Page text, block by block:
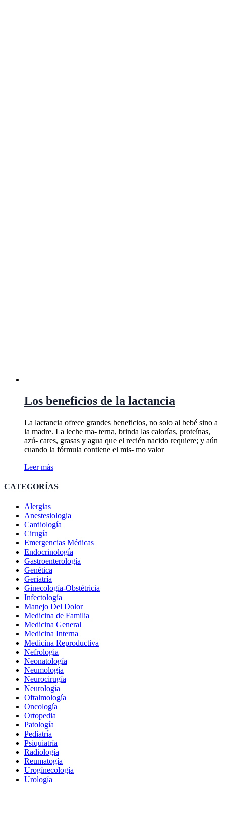
Los beneficios de la lactancia
La lactancia ofrece grandes beneficios, no solo al bebé sino a
la madre. La leche ma- terna, brinda las calorías, proteínas,
azú- cares, grasas y agua que el recién nacido requiere; y aún
cuando la fórmula contiene el mis- mo valor
Leer más
CATEGORÍAS
Alergias
Anestesiologia
Cardiología
Cirugía
Emergencias Médicas
Endocrinología
Gastroenterología
Genética
Geriatría
Ginecología-Obstétricia
Infectología
Manejo Del Dolor
Medicina de Familia
Medicina General
Medicina Interna
Medicina Reproductiva
Nefrologia
Neonatología
Neumología
Neurocirugía
Neurologia
Oftalmología
Oncología
Ortopedia
Patología
Pediatría
Psiquiatría
Radiología
Reumatogía
Urogínecología
Urología